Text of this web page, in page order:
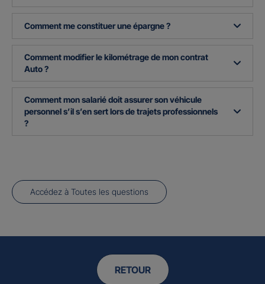
Comment me constituer une épargne ?
Comment modifier le kilométrage de mon contrat
Auto ?
Comment mon salarié doit assurer son véhicule
personnel s’il s’en sert lors de trajets professionnels
?
Accédez à Toutes les questions
RETOUR